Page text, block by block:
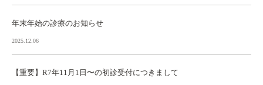
年末年始の診療のお知らせ
2025.12.06
【重要】R7年11月1日〜の初診受付につきまして